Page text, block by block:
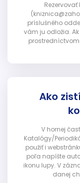
príslušného
vám ju odložia.
Ako
V hornej
Katalógy/
použiť i
poľa napíšte
ikonu lupy. V
danej